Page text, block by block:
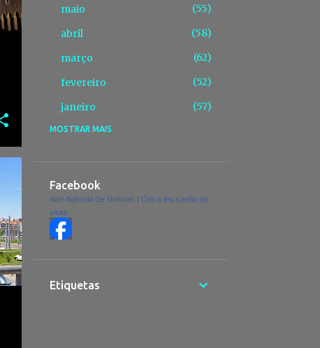
maio
55
abril
58
março
62
fevereiro
52
janeiro
57
2025
novembro
outubro
67
setembro
julho
MOSTRAR MAIS
Facebook
Adn-Agência De Notícias
Cria o teu cartão de
visita
Etiquetas